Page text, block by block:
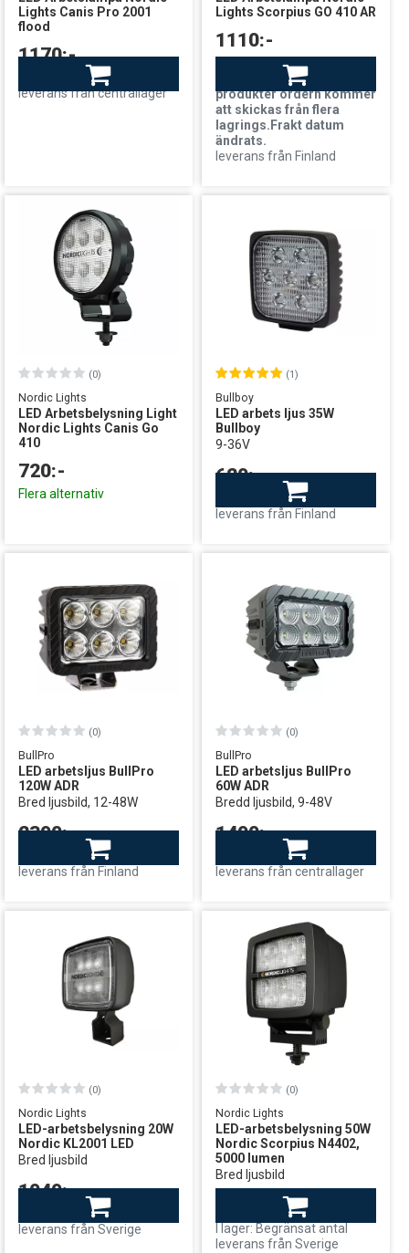
Lights Canis Pro 2001
flood
1170:-
Beställningsvara
leverans från centrallager
Lights Scorpius GO 410 AR
1110:-
Finns i lager
OBS!Eftersom mängden
produkter ordern kommer
att skickas från flera
lagrings.Frakt datum
ändrats.
leverans från Finland
Nordic Lights
LED Arbetsbelysning Light
Nordic Lights Canis Go
410
(0)
720:-
Flera alternativ
Bullboy
LED arbets ljus 35W
Bullboy
9-36V
(1)
620:-
leverans från Finland
BullPro
LED arbetsljus BullPro
120W ADR
Bred ljusbild, 12-48W
(0)
2390:-
leverans från Finland
BullPro
LED arbetsljus BullPro
60W ADR
Bredd ljusbild, 9-48V
(0)
1490:-
Beställningsvara
leverans från centrallager
Nordic Lights
LED-arbetsbelysning 20W
Nordic KL2001 LED
Bred ljusbild
(0)
1049:-
leverans från Sverige
Nordic Lights
LED-arbetsbelysning 50W
Nordic Scorpius N4402,
5000 lumen
Bred ljusbild
(0)
I lager: Begränsat antal
leverans från Sverige